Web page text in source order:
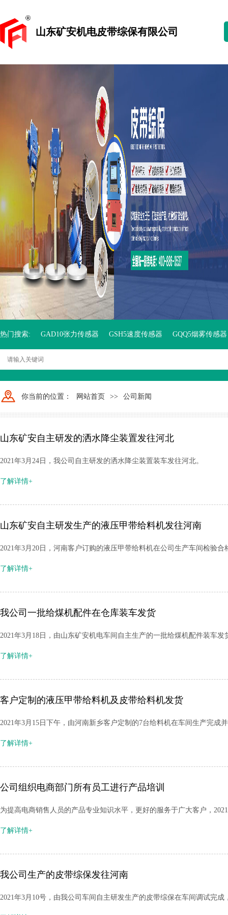
山东矿安机电皮带综保有限公司
热门搜索: GAD10张力传感器 GSH5速度传感器 GQQ5烟雾传感器
你当前的位置： 网站首页 >> 公司新闻
山东矿安自主研发的洒水降尘装置发往河北
2021年3月24日，我公司自主研发的洒水降尘装置装车发往河北。
了解详情+
山东矿安自主研发生产的液压甲带给料机发往河南
2021年3月20日，河南客户订购的液压甲带给料机在公司生产车间检验合
了解详情+
我公司一批给煤机配件在仓库装车发货
2021年3月18日，由山东矿安机电车间自主生产的一批给煤机配件装车
了解详情+
客户定制的液压甲带给料机及皮带给料机发货
2021年3月15日下午，由河南新乡客户定制的7台给料机在车间生产完成
了解详情+
公司组织电商部门所有员工进行产品培训
为提高电商销售人员的产品专业知识水平，更好的服务于广大客户，
了解详情+
我公司生产的皮带综保发往河南
2021年3月10号，由我公司车间自主研发生产的皮带综保在车间调试完成